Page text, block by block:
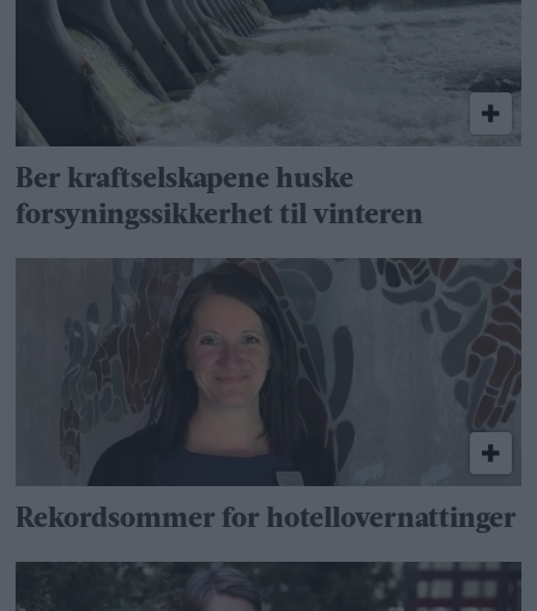
Ber kraftselskapene huske
forsyningssikkerhet til vinteren
Rekordsommer for hotellovernattinger